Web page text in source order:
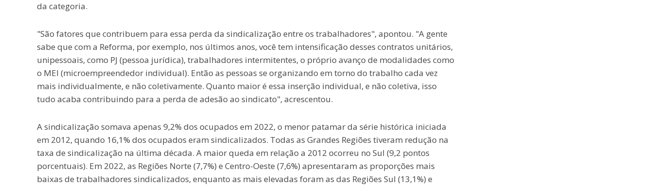
da categoria.
"São fatores que contribuem para essa perda da sindicalização entre os trabalhadores", apontou. "A gente
sabe que com a Reforma, por exemplo, nos últimos anos, você tem intensificação desses contratos unitários,
unipessoais, como PJ (pessoa jurídica), trabalhadores intermitentes, o próprio avanço de modalidades como
o MEI (microempreendedor individual). Então as pessoas se organizando em torno do trabalho cada vez
mais individualmente, e não coletivamente. Quanto maior é essa inserção individual, e não coletiva, isso
tudo acaba contribuindo para a perda de adesão ao sindicato", acrescentou.
A sindicalização somava apenas 9,2% dos ocupados em 2022, o menor patamar da série histórica iniciada
em 2012, quando 16,1% dos ocupados eram sindicalizados. Todas as Grandes Regiões tiveram redução na
taxa de sindicalização na última década. A maior queda em relação a 2012 ocorreu no Sul (9,2 pontos
porcentuais). Em 2022, as Regiões Norte (7,7%) e Centro-Oeste (7,6%) apresentaram as proporções mais
baixas de trabalhadores sindicalizados, enquanto as mais elevadas foram as das Regiões Sul (13,1%) e